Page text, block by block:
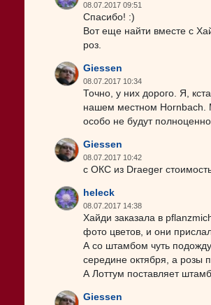
08.07.2017 09:51
Спасибо! :)
Вот еще найти вместе с
роз.
Giessen
08.07.2017 10:34
Точно, у них дорого. Я,
нашем местном Hornbach.
особо не будут
Giessen
08.07.2017 10:42
с ОКС из Draeger
heleck
08.07.2017 14:38
Хайди заказала в
фото цветов, и они
А со штамбом чуть
середине октября, а розы
А Лоттум поставляет
Giessen